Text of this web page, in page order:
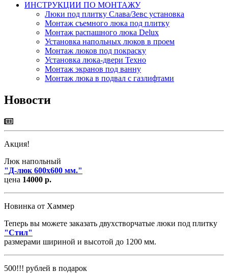
ИНСТРУКЦИИ ПО МОНТАЖУ
Люки под плитку Слава/Зевс установка
Монтаж съемного люка под плитку
Монтаж распашного люка Delux
Установка напольных люков в проем
Монтаж люков под покраску
Установка люка-двери Техно
Монтаж экранов под ванну
Монтаж люка в подвал с газлифтами
Новости
Акция!
Люк напольный
" Д-люк 600х600 мм."
цена 14000 р.
Новинка от Хаммер
Теперь вы можете заказать двухстворчатые люки под плитку
"Стил"
размерами шириной и высотой до 1200 мм.
500!!! рублей в подарок